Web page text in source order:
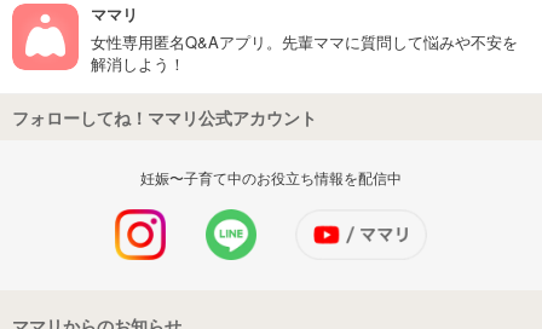
ママリ
女性専用匿名Q&Aアプリ。先輩ママに質問して悩みや不安を
解消しよう！
フォローしてね！ママリ公式アカウント
妊娠〜子育て中のお役立ち情報を配信中